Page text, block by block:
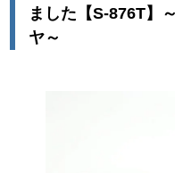
ました【S-876T】
ヤ～